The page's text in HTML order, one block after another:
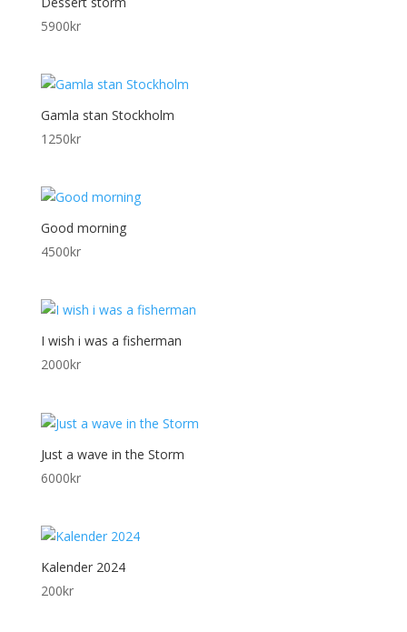
5900kr
Gamla stan Stockholm
1250kr
Good morning
4500kr
I wish i was a fisherman
2000kr
Just a wave in the Storm
6000kr
Kalender 2024
200kr